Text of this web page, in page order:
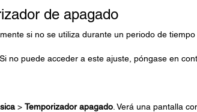
de apagado
si no se utiliza durante un periodo de tiempo
no puede acceder a este ajuste, póngase en
> Temporizador apagado. Verá una pantalla